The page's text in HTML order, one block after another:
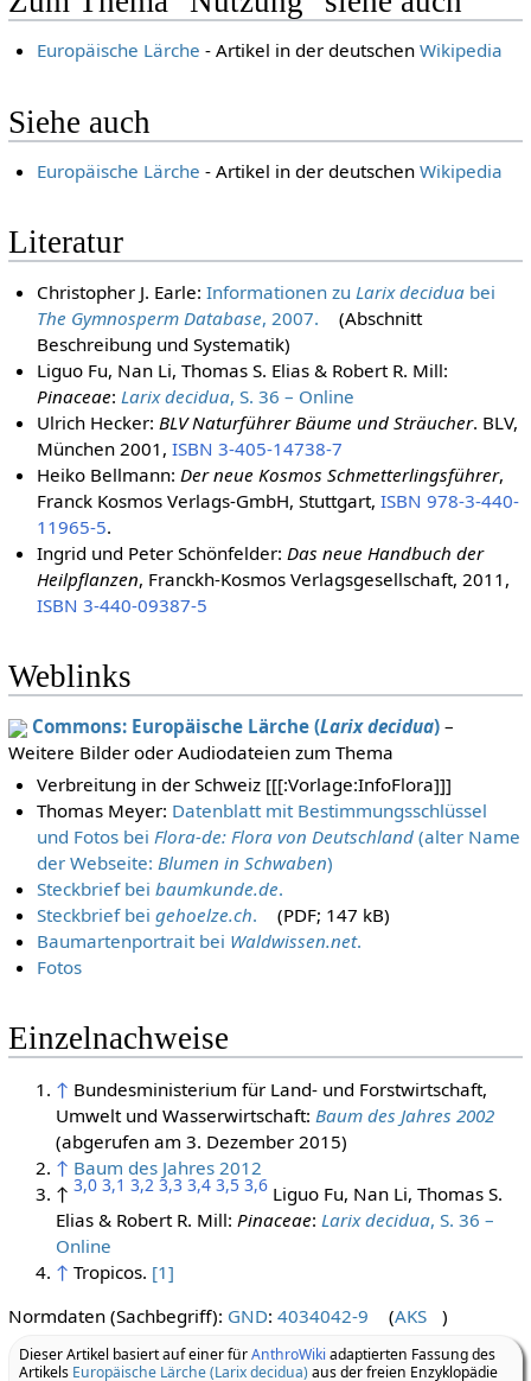
Europäische Lärche - Artikel in der deutschenWikipedia
Siehe auch
Europäische Lärche - Artikel in der deutschenWikipedia
Literatur
Christopher J. Earle:Informationen zuLarix decidua bei
The Gymnosperm Database, 2007.
(Abschnitt
Beschreibung und Systematik)
Liguo Fu, Nan Li, Thomas S. Elias & Robert R. Mill:
Pinaceae:Larix decidua, S. 36 – Online
Ulrich Hecker:BLV Naturführer Bäume und Sträucher. BLV,
München 2001,ISBN 3-405-14738-7
Heiko Bellmann:Der neue Kosmos Schmetterlingsführer,
Franck Kosmos Verlags-GmbH, Stuttgart,ISBN 978-3-440-
11965-5.
Ingrid und Peter Schönfelder:Das neue Handbuch der
Heilpflanzen, Franckh-Kosmos Verlagsgesellschaft, 2011,
ISBN 3-440-09387-5
Weblinks
Commons: Europäische Lärche (Larix decidua)–
Weitere Bilder oder Audiodateien zum Thema
Verbreitung in der Schweiz [[[:Vorlage:InfoFlora]]]
Thomas Meyer: Datenblatt mit Bestimmungsschlüssel
und Fotos bei Flora-de: Flora von Deutschland (alter Name
der Webseite: Blumen in Schwaben)
Steckbrief beibaumkunde.de.
Steckbrief beigehoelze.ch.
(PDF; 147 kB)
Baumartenportrait bei Waldwissen.net.
Fotos
Einzelnachweise
↑ Bundesministerium für Land- und Forstwirtschaft,
Umwelt und Wasserwirtschaft: Baum des Jahres 2002
(abgerufen am 3. Dezember 2015)
↑ Baum des Jahres 2012
↑ 3,0 3,1 3,2 3,3 3,4 3,5 3,6 Liguo Fu, Nan Li, Thomas S.
Elias & Robert R. Mill: Pinaceae: Larix decidua, S. 36 –
Online
↑ Tropicos. [1]
Normdaten (Sachbegriff): GND: 4034042-9 (AKS )
Dieser Artikel basiert auf einer fürAnthroWiki adaptierten Fassung des
Artikels Europäische Lärche (Larix decidua)aus der freien Enzyklopädie